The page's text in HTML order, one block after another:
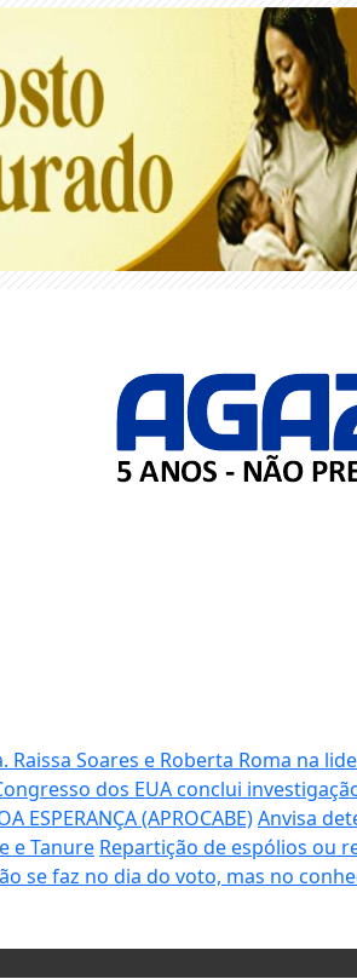
Soares e Roberta Roma na
dos EUA conclui
ESPERANÇA (APROCABE)Anvisa
e Tanure Repartição de espólios ou
se faz no dia do voto, mas no